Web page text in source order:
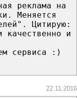
реклама на
Меняется
Цитирую:
качественно и
сервиса :)
22.11.2016